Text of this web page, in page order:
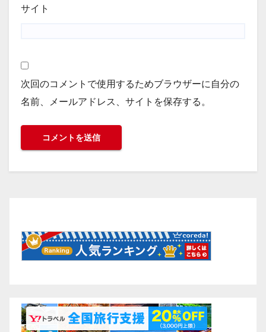
サイト
次回のコメントで使用するためブラウザーに自分の
名前、メールアドレス、サイトを保存する。